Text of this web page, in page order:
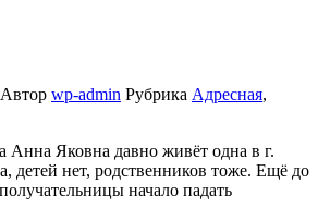
Автор wp-admin Рубрика Адресная,
Анна Яковна давно живёт одна в г.
детей нет, родственников тоже. Ещё до
начало падать